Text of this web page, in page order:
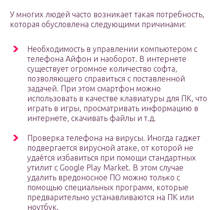
У многих людей часто возникает такая потребность,
которая обусловлена следующими причинами:
Необходимость в управлении компьютером с
телефона Айфон и наоборот. В интернете
существует огромное количество софта,
позволяющего справиться с поставленной
задачей. При этом смартфон можно
использовать в качестве клавиатуры для ПК, что
играть в игры, просматривать информацию в
интернете, скачивать файлы и т.д.
Проверка телефона на вирусы. Иногда гаджет
подвергается вирусной атаке, от которой не
удаётся избавиться при помощи стандартных
утилит с Google Play Market. В этом случае
удалить вредоносное ПО можно только с
помощью специальных программ, которые
предварительно устанавливаются на ПК или
ноутбук.